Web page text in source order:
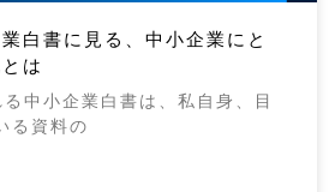
白書に見る、中小企業にと
は
中小企業白書は、私自身、目
る資料の